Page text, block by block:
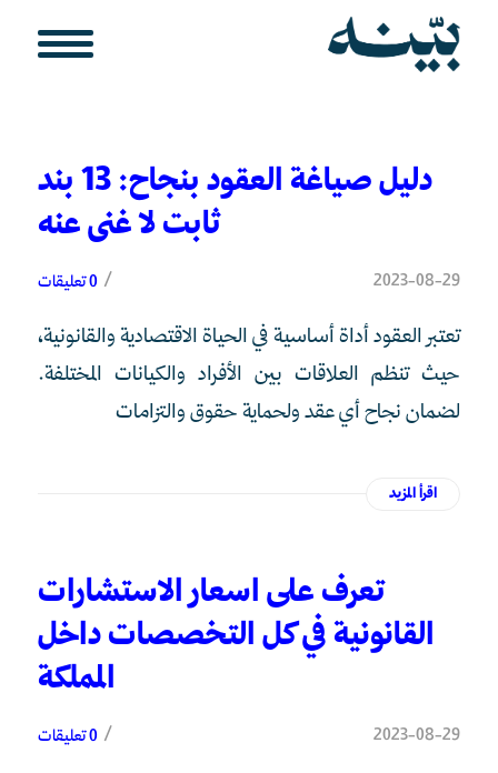
دليل صياغة العقود بنجاح: 13 بند
ثابت لا غنى عنه
2023-08-29
/ 0 تعليقات
تعتبر العقود أداة أساسية في الحياة الاقتصادية والقانونية،
حيث تنظم العلاقات بين الأفراد والكيانات المختلفة.
لضمان نجاح أي عقد ولحماية حقوق والتزامات
اقرأ المزيد
تعرف على اسعار الاستشارات
القانونية في كل التخصصات داخل
المملكة
2023-08-29
/ 0 تعليقات